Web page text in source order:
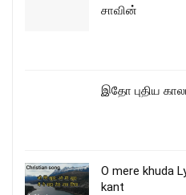
சாவின்
இதோ புதிய
O mere khuda
kant